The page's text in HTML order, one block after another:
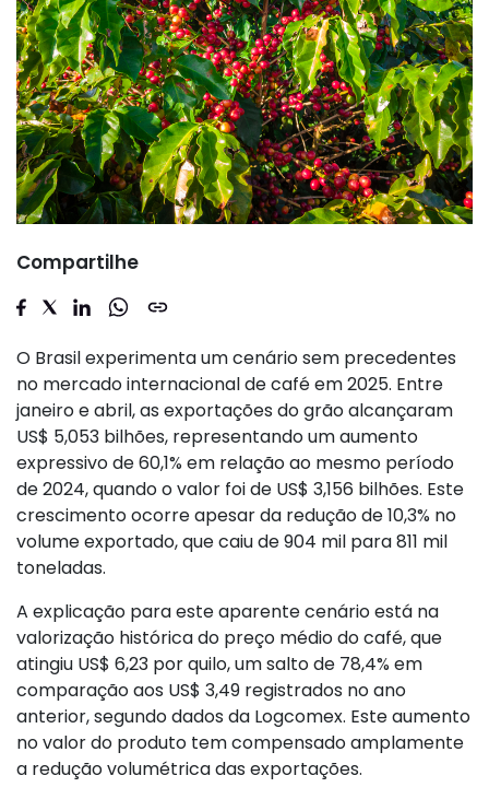
Compartilhe
O Brasil experimenta um cenário sem precedentes
no mercado internacional de café em 2025. Entre
janeiro e abril, as exportações do grão alcançaram
US$ 5,053 bilhões, representando um aumento
expressivo de 60,1% em relação ao mesmo período
de 2024, quando o valor foi de US$ 3,156 bilhões. Este
crescimento ocorre apesar da redução de 10,3% no
volume exportado, que caiu de 904 mil para 811 mil
toneladas.
A explicação para este aparente cenário está na
valorização histórica do preço médio do café, que
atingiu US$ 6,23 por quilo, um salto de 78,4% em
comparação aos US$ 3,49 registrados no ano
anterior, segundo dados da Logcomex. Este aumento
no valor do produto tem compensado amplamente
a redução volumétrica das exportações.